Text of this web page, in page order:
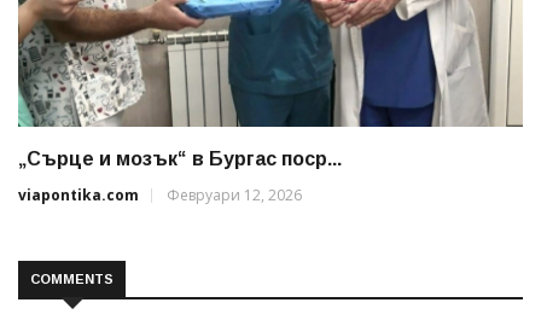
„Сърце и мозък“ в Бургас поср...
viapontika.com
Февруари 12, 2026
COMMENTS